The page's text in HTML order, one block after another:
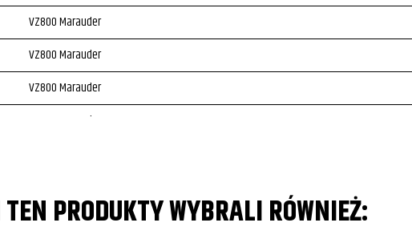
VZ800 Marauder
VZ800 Marauder
VZ800 Marauder
VZ800 Marauder
PRODUKTY WYBRALI RÓWNIEŻ: